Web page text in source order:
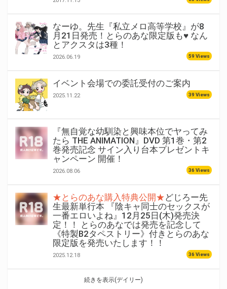
なーゆ。先生『私立メロ高等学校』が8
月21日発売！とらのあな限定版も♥ なん
とアクスタは3種！
2026.06.19 59 Views
イベント会場での委託受付のご案内
2025.11.22 39 Views
『無自覚な幼馴染と興味本位でヤってみ
たら THE ANIMATION』DVD 第1巻・第2
巻発売記念 サイン入り台本プレゼントキ
ャンペーン 開催！
2026.08.06 36 Views
★とらのあな購入特典公開★どじろー先
生最新単行本 『陰キャ同士のセックスが
一番エロいよね』12月25日(木)発売決
定！！ とらのあなでは発売を記念して
《特製B2タペストリー》付きとらのあな
限定版を発売いたします！！
2025.12.18 36 Views
続きを表示(デイリー)